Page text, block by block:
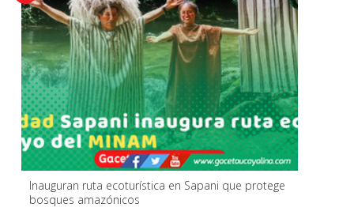
Inauguran ruta ecoturística en Sapani que protege
bosques amazónicos